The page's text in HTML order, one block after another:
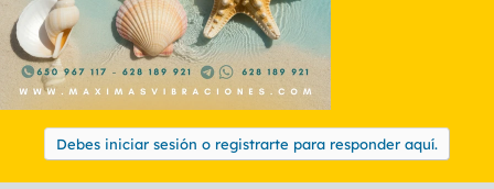
Debes iniciar sesión o registrarte para responder aquí.